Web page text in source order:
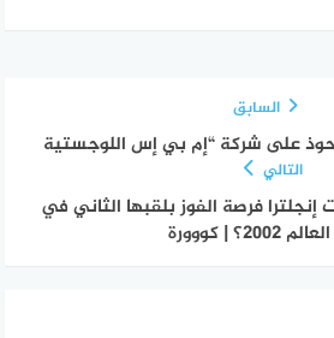
السابق
على شركة “إم بي إس اللوجستية
التالي
فرصة الفوز بلقبها الثاني في
| كووورة